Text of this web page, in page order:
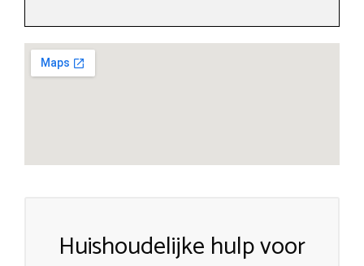
Huishoudelijke hulp voor